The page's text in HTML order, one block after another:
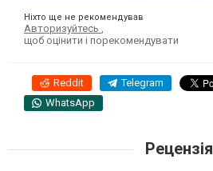
Ніхто ще не рекомендував
Авторизуйтесь ,
щоб оцінити і порекомендувати
Reddit Telegram
WhatsApp
Рецензія